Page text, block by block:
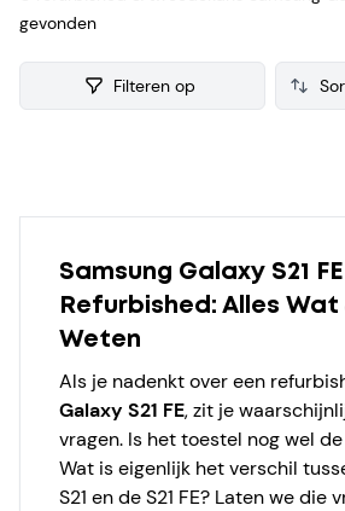
en die zijn gereviseerd en getest voor
ook consumenten reviews, zodat je
keuze kunt maken bij je aankoop.
gevonden
Filteren op
Samsung Galaxy S21 FE
Refurbished: Alles
Weten
Als je nadenkt over een
Galaxy S21 FE, zit je
vragen. Is het toestel nog wel
Wat is eigenlijk het verschil
S21 en de S21 FE? Laten we die